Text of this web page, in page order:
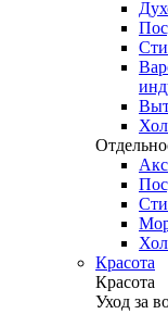
Красота
Красота
Уход за